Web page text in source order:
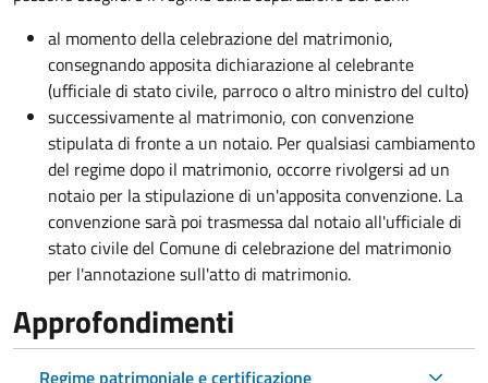
al momento della celebrazione del matrimonio,
consegnando apposita dichiarazione al celebrante
(ufficiale di stato civile, parroco o altro ministro del culto)
successivamente al matrimonio, con convenzione
stipulata di fronte a un notaio. Per qualsiasi cambiamento
del regime dopo il matrimonio, occorre rivolgersi ad un
notaio per la stipulazione di un'apposita convenzione. La
convenzione sarà poi trasmessa dal notaio all'ufficiale di
stato civile del Comune di celebrazione del matrimonio
per l'annotazione sull'atto di matrimonio.
Approfondimenti
Regime patrimoniale e certificazione